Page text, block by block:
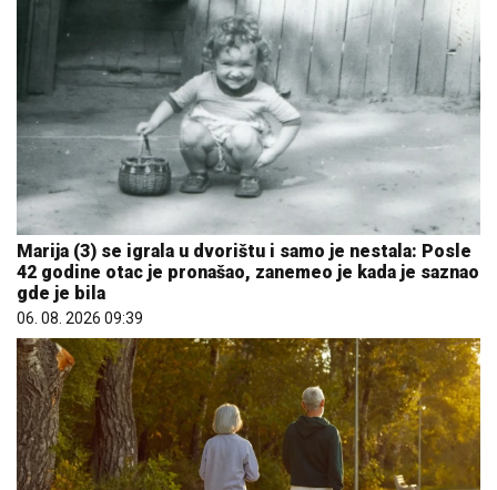
Marija (3) se igrala u dvorištu i samo je nestala: Posle
42 godine otac je pronašao, zanemeo je kada je saznao
gde je bila
06. 08. 2026 09:39